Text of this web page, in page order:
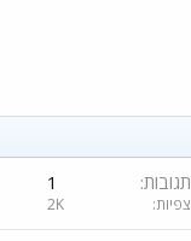
תגובות 1
צפיות 2K